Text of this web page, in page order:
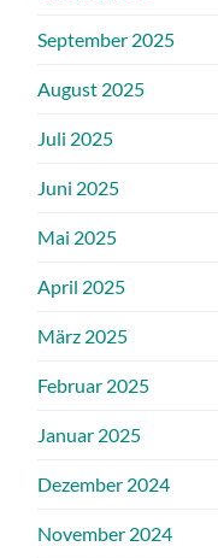
September 2025
August 2025
Juli 2025
Juni 2025
Mai 2025
April 2025
März 2025
Februar 2025
Januar 2025
Dezember 2024
November 2024